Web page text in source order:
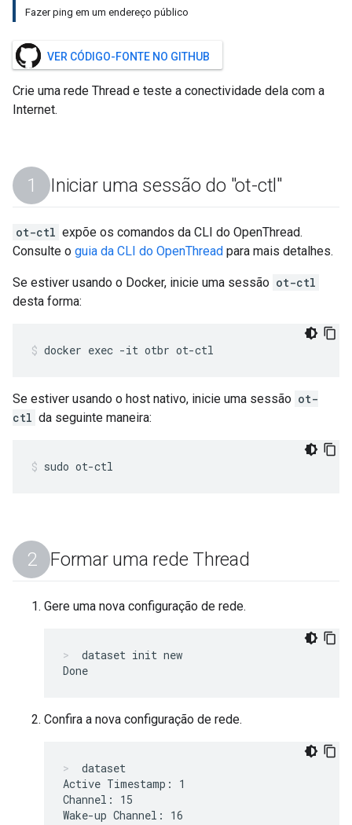
Fazer ping em um endereço público
VER CÓDIGO-FONTE NO GITHUB
Crie uma rede Thread e teste a conectividade dela com a
Internet.
Iniciar uma sessão do "ot-ctl"
ot-ctl expõe os comandos da CLI do OpenThread.
Consulte o guia da CLI do OpenThread para mais detalhes.
Se estiver usando o Docker, inicie uma sessão ot-ctl
desta forma:
docker exec -it otbr ot-ctl
Se estiver usando o host nativo, inicie uma sessão ot-
ctl da seguinte maneira:
sudo ot-ctl
Formar uma rede Thread
Gere uma nova configuração de rede.
dataset init new
Confira a nova configuração de rede.
dataset
Active Timestamp: 1
Channel: 15
Wake-up Channel: 16